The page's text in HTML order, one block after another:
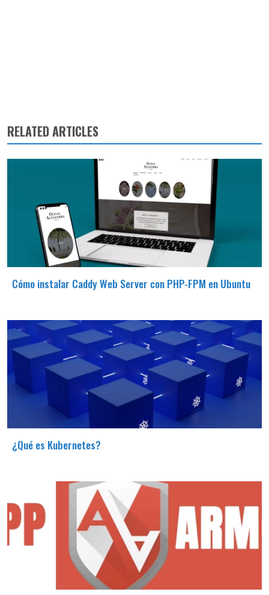
RELATED ARTICLES
Cómo instalar Caddy Web Server con PHP-FPM en Ubuntu
¿Qué es Kubernetes?